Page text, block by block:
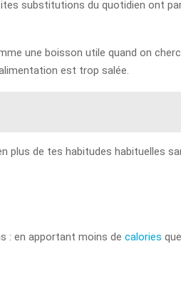
substitutions du quotidien ont
une boisson utile quand on
est trop salée.
plus de tes habitudes habituelles
: en apportant moins de calories